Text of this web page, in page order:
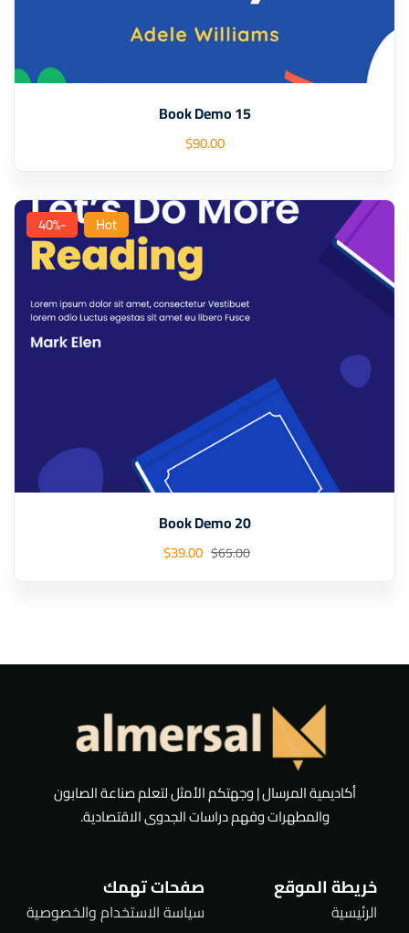
Book Demo 15
$90.00
Hot
-40%
Book Demo 20
$65.00
$39.00
أكاديمية المرسال | وجهتكم الأمثل لتعلم صناعة الصابون
والمطهرات وفهم دراسات الجدوى الاقتصادية.
خريطة الموقع
الرئيسية
صفحات تهمك
سياسة الاستخدام والخصوصية